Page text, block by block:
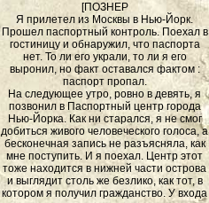
[ПОЗНЕР
Я прилетел из Москвы в Нью-Йорк.
Прошел паспортный контроль. Поехал в
гостиницу и обнаружил, что паспорта
нет. То ли его украли, то ли я его
выронил, но факт оставался фактом :
паспорт пропал.
На следующее утро, ровно в девять, я
позвонил в Паспортный центр города
Нью-Йорка. Как ни старался, я не смог
добиться живого человеческого голоса, а
бесконечная запись не разъясняла, как
мне поступить. И я поехал. Центр этот
тоже находится в нижней части острова
и выглядит столь же безлико, как тот, в
котором я получил гражданство. У входа